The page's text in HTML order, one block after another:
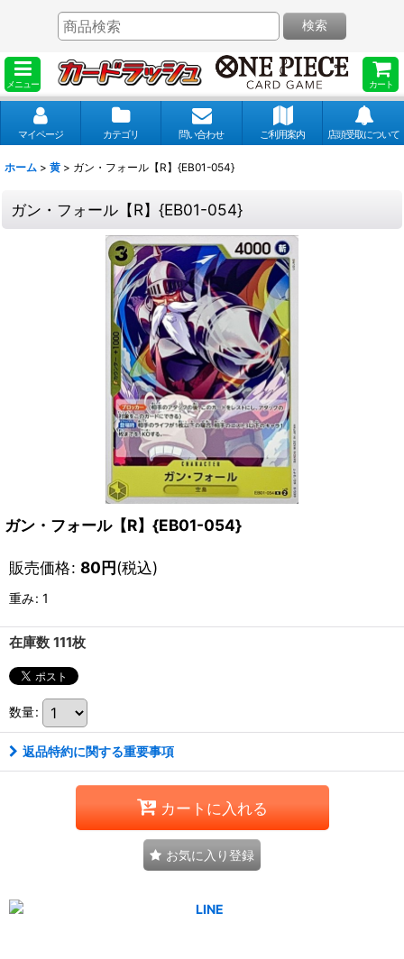
メニュー カート
検索
マイページ カテゴリ 問い合わせ ご利用案内 店頭受取について
ホーム > 黄 > ガン・フォール【R】{EB01-054}
ガン・フォール【R】{EB01-054}
ガン・フォール【R】{EB01-054}
販売価格: 80円(税込)
重み: 1
在庫数 111枚
数量:
返品特約に関する重要事項
カートに入れる
お気に入り登録